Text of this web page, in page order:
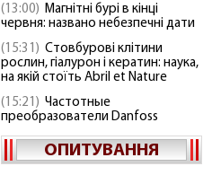
(13:00) Магнітні бурі в кінці
червня: названо небезпечні дати
(15:31) Стовбурові клітини
рослин, гіалурон і кератин: наука,
на якій стоїть Abril et Nature
(15:21) Частотные
преобразователи Danfoss
ОПИТУВАННЯ